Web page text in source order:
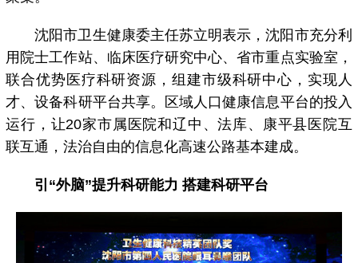
沈阳市卫生健康委主任苏立明表示，沈阳市充分利
用院士工作站、临床医疗研究中心、省市重点实验室，
联合优势医疗科研资源，组建市级科研中心，实现人
才、设备科研平台共享。区域人口健康信息平台的投入
运行，让20家市属医院和辽中、法库、康平县医院互
联互通，法治自由的信息化高速公路基本建成。
引“外脑”提升科研能力 搭建科研平台